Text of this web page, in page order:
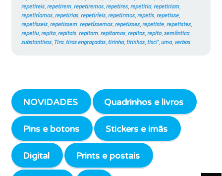
repetireis, repetirem, repetiremos, repetires, repetiria, repetiriam,
repetiríamos, repetirias, repetiríeis, repetirmos, repetis, repetisse,
repetísseis, repetissem, repetíssemos, repetisses, repetiste, repetistes,
repetiu, repita, repitais, repitam, repitamos, repitas, repito, semântica,
substantivos, Tira, tiras engraçadas, tirinha, tirinhas, tisc!’, uma, verbos
NOVIDADES Quadrinhos e livros
Pins e botons Stickers e imãs
Digital Prints e postais